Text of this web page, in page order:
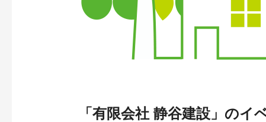
「有限会社 静谷建設」のイ